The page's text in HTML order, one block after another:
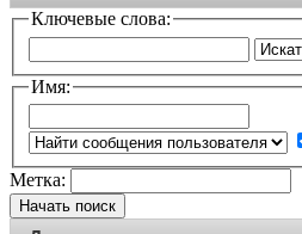
Ключевые слова:
Имя:
Метка:
Начать поиск